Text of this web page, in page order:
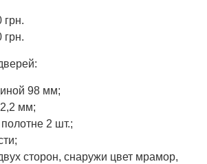
грн.
грн.
98 мм;
мм;
2 шт.;
сторон, снаружи цвет мрамор,